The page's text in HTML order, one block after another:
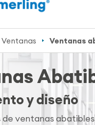
Ventanas Ventanas
y diseño
de ventanas